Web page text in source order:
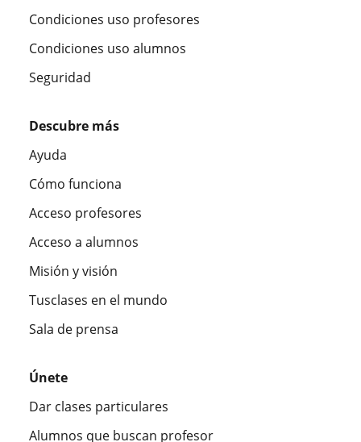
Condiciones uso profesores
Condiciones uso alumnos
Seguridad
Descubre más
Ayuda
Cómo funciona
Acceso profesores
Acceso a alumnos
Misión y visión
Tusclases en el mundo
Sala de prensa
Únete
Dar clases particulares
Alumnos que buscan profesor